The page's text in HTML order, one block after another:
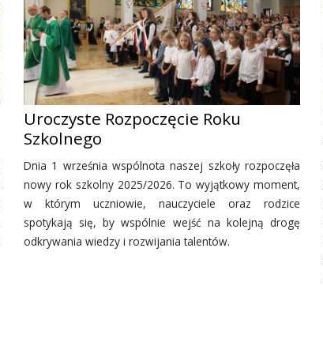
Uroczyste Rozpoczęcie Roku
Szkolnego
Dnia 1 września wspólnota naszej szkoły rozpoczęła
nowy rok szkolny 2025/2026. To wyjątkowy moment,
w którym uczniowie, nauczyciele oraz rodzice
spotykają się, by wspólnie wejść na kolejną drogę
odkrywania wiedzy i rozwijania talentów.